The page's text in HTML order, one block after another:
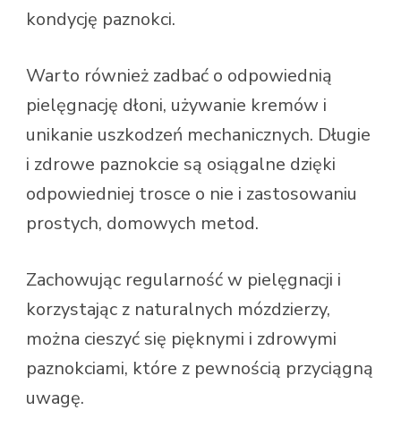
kondycję paznokci.
Warto również zadbać o odpowiednią
pielęgnację dłoni, używanie kremów i
unikanie uszkodzeń mechanicznych. Długie
i zdrowe paznokcie są osiągalne dzięki
odpowiedniej trosce o nie i zastosowaniu
prostych, domowych metod.
Zachowując regularność w pielęgnacji i
korzystając z naturalnych mózdzierzy,
można cieszyć się pięknymi i zdrowymi
paznokciami, które z pewnością przyciągną
uwagę.